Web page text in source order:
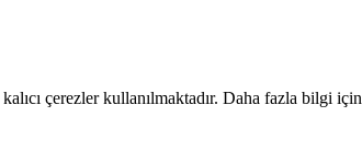
çerezler kullanılmaktadır. Daha fazla bilgi için